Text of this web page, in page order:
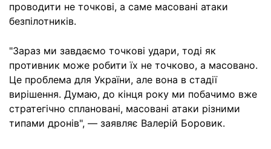
проводити не точкові, а саме масовані атаки
безпілотників.
"Зараз ми завдаємо точкові удари, тоді як
противник може робити їх не точково, а масовано.
Це проблема для України, але вона в стадії
вирішення. Думаю, до кінця року ми побачимо вже
стратегічно сплановані, масовані атаки різними
типами дронів", — заявляє Валерій Боровик.